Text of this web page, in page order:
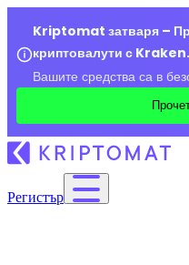
Kriptomat затваря –
криптовалути с Kraken.
Вашите средства са в
Регистър